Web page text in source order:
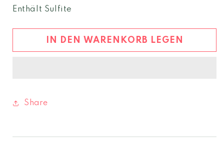
Menge
Sodale
Lazio
Sodale
2022
Lazio
Enthält Sulfite
IN DEN WARENKORB LEGEN
Share